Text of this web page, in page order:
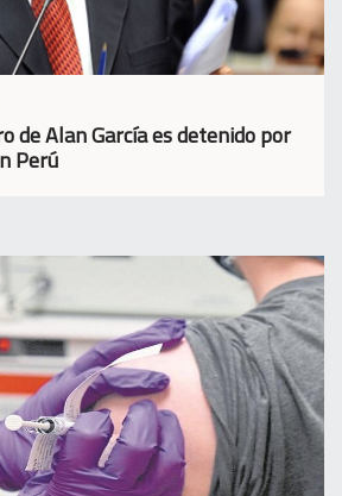
de Alan García es detenido por
Perú